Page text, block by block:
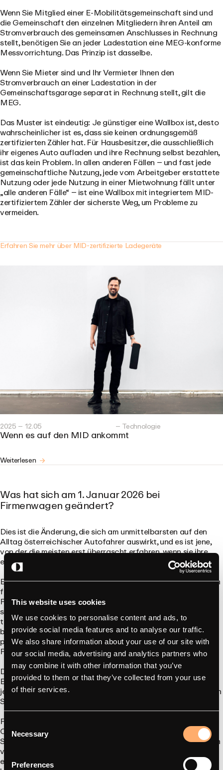
This website uses cookies
We use cookies to personalise content and ads, to
provide social media features and to analyse our traffic.
We also share information about your use of our site with
our social media, advertising and analytics partners who
may combine it with other information that you’ve
provided to them or that they’ve collected from your use
of their services.
Consent
Selection
Necessary
Preferences
Wenn Sie Mitglied einer E-Mobilitätsgemeinschaft sind und
die Gemeinschaft den einzelnen Mitgliedern ihren Anteil am
Stromverbrauch des gemeinsamen Anschlusses in Rechnung
stellt, benötigen Sie an jeder Ladestation eine MEG-konforme
Messvorrichtung. Das Prinzip ist dasselbe.
Wenn Sie Mieter sind und Ihr Vermieter Ihnen den
Stromverbrauch an einer Ladestation in der
Gemeinschaftsgarage separat in Rechnung stellt, gilt die
MEG.
Das Muster ist eindeutig: Je günstiger eine Wallbox ist, desto
wahrscheinlicher ist es, dass sie keinen ordnungsgemäß
zertifizierten Zähler hat. Für Hausbesitzer, die ausschließlich
ihr eigenes Auto aufladen und ihre Rechnung selbst bezahlen,
ist das kein Problem. In allen anderen Fällen – und fast jede
gemeinschaftliche Nutzung, jede vom Arbeitgeber erstattete
Nutzung oder jede Nutzung in einer Mietwohnung fällt unter
„alle anderen Fälle“ – ist eine Wallbox mit integriertem MID-
zertifiziertem Zähler der sicherste Weg, um Probleme zu
vermeiden.
Erfahren Sie mehr über MID-zertifizierte Ladegeräte
2025 – 12.05 – Technologie
Wenn es auf den MID ankommt
Weiterlesen
Was hat sich am 1. Januar 2026 bei
Firmenwagen geändert?
Dies ist die Änderung, die sich am unmittelbarsten auf den
Alltag österreichischer Autofahrer auswirkt, und es ist jene,
von der die meisten erst überrascht erfahren, wenn sie ihre
erste Gehaltsabrechnung für 2026 in die Hände bekommen.
Bis zum 31. Dezember 2025 konnte ein Arbeitgeber die Kosten
für das Aufladen eines Dienstwagens zu Hause mit einem
Pauschalbetrag von 30 € pro Monat und Mitarbeiter
steuerfrei erstatten, unabhängig davon, wie viel Strom
tatsächlich verbraucht wurde. Das war eine Vereinfachung –
beliebt bei den Lohnbuchhaltungen, etwas ungenau, aber
praktikabel. Ab dem 1. Januar 2026 entfällt dieser
Pauschalbetrag.
Das BMF schreibt nun vor, dass das Laden eines Firmen-
Elektroautos zu Hause pro Kilowattstunde gemessen, dem
jeweiligen Fahrzeug zugeordnet und höchstens zum amtlichen
Strompreis erstattet wird.
Für das Jahr 2026 wurde der amtliche Strompreis auf
Cent pro kWh festgesetzt. Dies entspricht einer leichten
Senkung gegenüber dem Wert für 2025; der Preis wird jährlich
vom Finanzministerium neu festgelegt. Ein Arbeitgeber kann
einen geringeren Betrag als diesen Satz erstatten, jedoch